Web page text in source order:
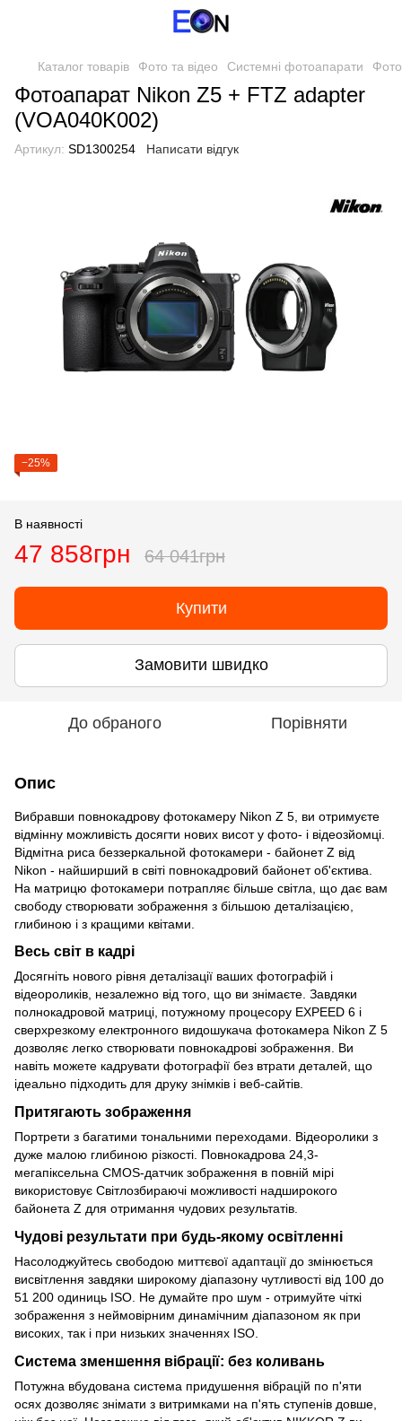
Каталог товарів Фото та відео Системні фотоапарати
Фотоапарат Nikon Z5 + FTZ adapter
(VOA040K002)
Артикул: SD1300254 Написати відгук
−25%
В наявності
47 858грн 64 041грн
Купити
Замовити швидко
До обраного Порівняти
Опис
Вибравши повнокадрову фотокамеру Nikon Z 5, ви отримуєте
відмінну можливість досягти нових висот у фото- і відеозйомці.
Відмітна риса беззеркальной фотокамери - байонет Z від
Nikon - найширший в світі повнокадровий байонет об'єктива.
На матрицю фотокамери потрапляє більше світла, що дає вам
свободу створювати зображення з більшою деталізацією,
глибиною і з кращими квітами.
Весь світ в кадрі
Досягніть нового рівня деталізації ваших фотографій і
відеороликів, незалежно від того, що ви знімаєте. Завдяки
полнокадровой матриці, потужному процесору EXPEED 6 і
сверхрезкому електронного видошукача фотокамера Nikon Z 5
дозволяє легко створювати повнокадрові зображення. Ви
навіть можете кадрувати фотографії без втрати деталей, що
ідеально підходить для друку знімків і веб-сайтів.
Притягають зображення
Портрети з багатими тональними переходами. Відеоролики з
дуже малою глибиною різкості. Повнокадрова 24,3-
мегапіксельна CMOS-датчик зображення в повній мірі
використовує Світлозбираючі можливості надширокого
байонета Z для отримання чудових результатів.
Чудові результати при будь-якому освітленні
Насолоджуйтесь свободою миттєвої адаптації до змінюється
висвітлення завдяки широкому діапазону чутливості від 100 до
51 200 одиниць ISO. Не думайте про шум - отримуйте чіткі
зображення з неймовірним динамічним діапазоном як при
високих, так і при низьких значеннях ISO.
Система зменшення вібрації: без коливань
Потужна вбудована система придушення вібрацій по п'яти
осях дозволяє знімати з витримками на п'ять ступенів довше,